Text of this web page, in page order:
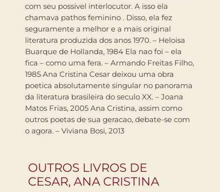
com seu possivel interlocutor. A isso ela
chamava pathos feminino . Disso, ela fez
seguramente a melhor e a mais original
literatura produzida dos anos 1970. – Heloisa
Buarque de Hollanda, 1984 Ela nao foi – ela
fica – como uma fera. – Armando Freitas Filho,
1985 Ana Cristina Cesar deixou uma obra
poetica absolutamente singular no panorama
da literatura brasileira do seculo XX. – Joana
Matos Frias, 2005 Ana Cristina, assim como
outros poetas de sua geracao, debate-se com
o agora. – Viviana Bosi, 2013
OUTROS LIVROS DE
CESAR, ANA CRISTINA